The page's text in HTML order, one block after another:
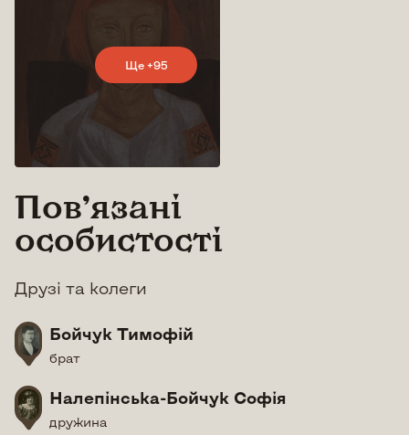
Ще +95
Повʼязані
особистості
Друзі та колеги
Бойчук Тимофій
брат
Налепінська-Бойчук Софія
дружина